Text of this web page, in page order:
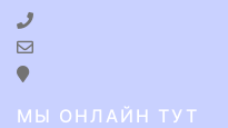
МЫ ОНЛАЙН ТУТ